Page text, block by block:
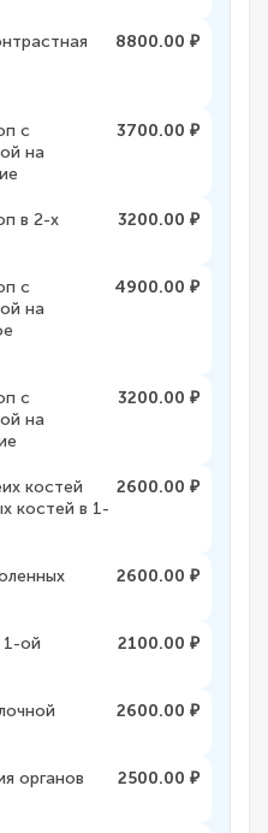
8800.00 ₽
с
на
3700.00 ₽
в 2-х
3200.00 ₽
с
на
4900.00 ₽
с
на
3200.00 ₽
костей
костей в 1-
2600.00 ₽
2600.00 ₽
1-ой
2100.00 ₽
2600.00 ₽
органов
2500.00 ₽